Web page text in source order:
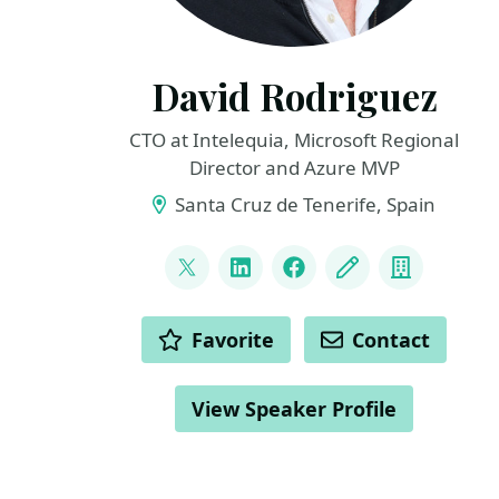
David Rodriguez
CTO at Intelequia, Microsoft Regional
Director and Azure MVP
Santa Cruz de Tenerife, Spain
@davidjrh
LinkedInFacebook
Blog Company
ACTIONS Favorite Contact
View Speaker Profile